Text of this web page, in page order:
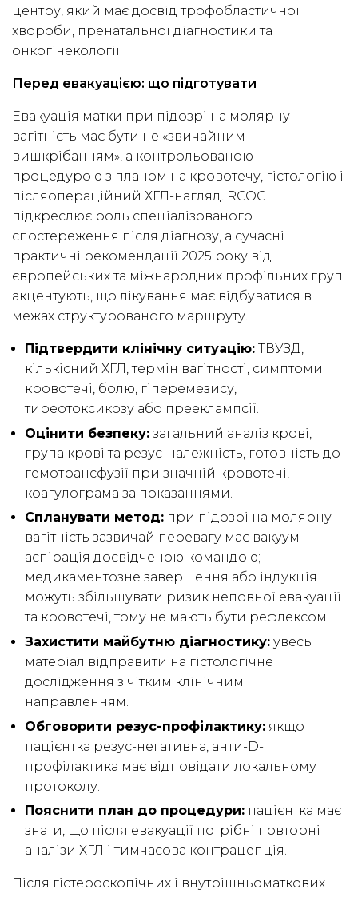
центру, який має досвід трофобластичної
хвороби, пренатальної діагностики та
онкогінекології.
Перед евакуацією: що підготувати
Евакуація матки при підозрі на молярну
вагітність має бути не «звичайним
вишкрібанням», а контрольованою
процедурою з планом на кровотечу, гістологію і
післяопераційний ХГЛ-нагляд. RCOG
підкреслює роль спеціалізованого
спостереження після діагнозу, а сучасні
практичні рекомендації 2025 року від
європейських та міжнародних профільних груп
акцентують, що лікування має відбуватися в
межах структурованого маршруту.
Підтвердити клінічну ситуацію: ТВУЗД,
кількісний ХГЛ, термін вагітності, симптоми
кровотечі, болю, гіперемезису,
тиреотоксикозу або прееклампсії.
Оцінити безпеку: загальний аналіз крові,
група крові та резус-належність, готовність до
гемотрансфузії при значній кровотечі,
коагулограма за показаннями.
Спланувати метод: при підозрі на молярну
вагітність зазвичай перевагу має вакуум-
аспірація досвідченою командою;
медикаментозне завершення або індукція
можуть збільшувати ризик неповної евакуації
та кровотечі, тому не мають бути рефлексом.
Захистити майбутню діагностику: увесь
матеріал відправити на гістологічне
дослідження з чітким клінічним
направленням.
Обговорити резус-профілактику: якщо
пацієнтка резус-негативна, анти-D-
профілактика має відповідати локальному
протоколу.
Пояснити план до процедури: пацієнтка має
знати, що після евакуації потрібні повторні
аналізи ХГЛ і тимчасова контрацепція.
Після гістероскопічних і внутрішньоматкових